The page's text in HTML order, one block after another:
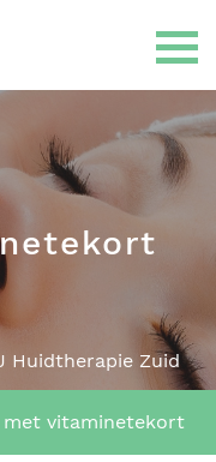
Huidtherapie Zuid
met vitaminetekort